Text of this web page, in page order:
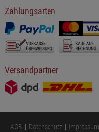
Zahlungsarten
Versandpartner
AGB Datenschutz Impressum